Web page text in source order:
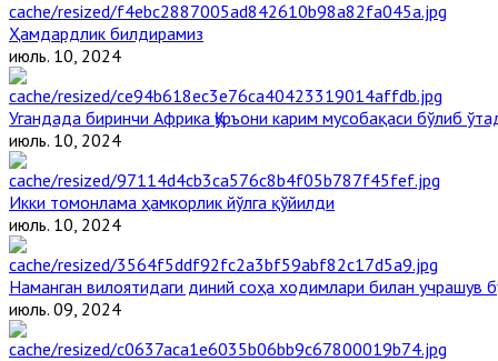
Ҳамдардлик билдирамиз
июль. 10, 2024
Угандада биринчи Aфрика Қуръони карим мусобақаси бўлиб
июль. 10, 2024
Икки томонлама ҳамкорлик йўлга қўйилди
июль. 10, 2024
Наманган вилоятидаги диний соҳа ходимлари билан учрашув
июль. 09, 2024